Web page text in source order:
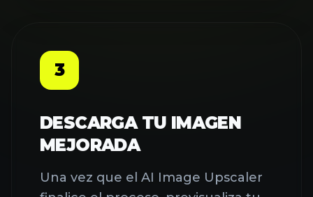
DESCARGA TU IMAGEN
MEJORADA
Una vez que el AI Image Upscaler
finalice el proceso, previsualiza tu
imagen mejorada y descárgala en
alta resolución. Los usuarios